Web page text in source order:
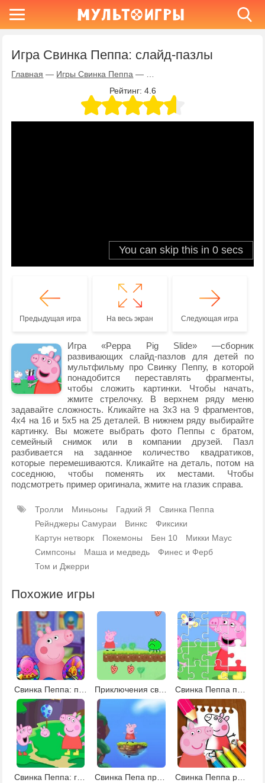
Игра Свинка Пеппа: слайд-пазлы
Главная — Игры Свинка Пеппа —
Рейтинг: 4.6
Предыдущая игра На весь экран Следующая игра
Игра «Peppa Pig Slide» —сборник
развивающих слайд-пазлов для детей по
мультфильму про Свинку Пеппу, в которой
понадобится переставлять фрагменты,
чтобы сложить картинки. Чтобы начать,
жмите стрелочку. В верхнем ряду меню
задавайте сложность. Кликайте на 3х3 на 9 фрагментов,
4х4 на 16 и 5х5 на 25 деталей. В нижнем ряду выбирайте
картинку. Вы можете выбрать фото Пеппы с братом,
семейный снимок или в компании друзей. Пазл
разбивается на заданное количество квадратиков,
которые перемешиваются. Кликайте на деталь, потом на
соседнюю, чтобы поменять их местами. Чтобы
подсмотреть пример оригинала, жмите на глазик справа.
Тролли Миньоны Гадкий Я
Свинка Пеппа
Рейнджеры Самураи
Винкс
Фиксики
Картун нетворк
Покемоны Бен 10
Микки Маус
Симпсоны
Маша и медведь
Финес и Ферб
Том и Джерри
Похожие игры
Свинка Пеппа: пасхальные яйца Приключения свинки Пеппы 2 Свинка Пеппа пазлы 3
Свинка Пеппа: головоломки Свинка Пепа прыжки Свинка Пеппа раскраски 2